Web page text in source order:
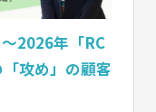
2026年「RC
攻め」の顧客